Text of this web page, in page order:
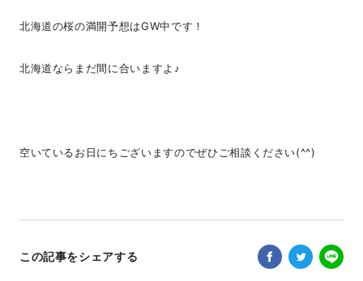
北海道の桜の満開予想はGW中です！
北海道ならまだ間に合いますよ♪
空いているお日にちございますのでぜひご相談ください(^^)
この記事をシェアする